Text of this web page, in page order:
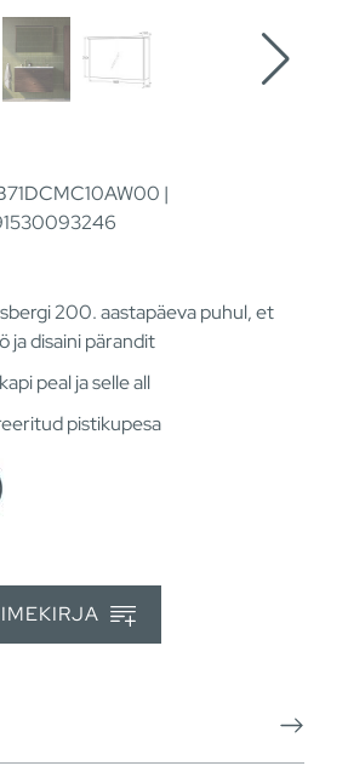
|
200. aastapäeva puhul, et
ja disaini pärandit
peal ja selle all
pistikupesa